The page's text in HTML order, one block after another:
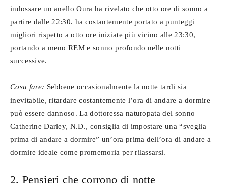
indossare un anello Oura ha rivelato che otto ore di sonno a
partire dalle 22:30. ha costantemente portato a punteggi
migliori rispetto a otto ore iniziate più vicino alle 23:30,
portando a meno REM e sonno profondo nelle notti
successive.
Cosa fare: Sebbene occasionalmente la notte tardi sia
inevitabile, ritardare costantemente l’ora di andare a dormire
può essere dannoso. La dottoressa naturopata del sonno
Catherine Darley, N.D., consiglia di impostare una “sveglia
prima di andare a dormire” un’ora prima dell’ora di andare a
dormire ideale come promemoria per rilassarsi.
2. Pensieri che corrono di notte